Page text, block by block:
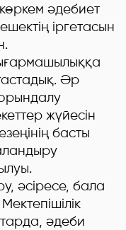
әдебиет
іргетасын
Әр
жүйесін
басты
әсіресе, бала
әдеби